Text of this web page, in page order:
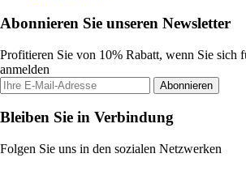
Abonnieren Sie unseren Newsletter
Profitieren Sie von 10% Rabatt, wenn Sie sich
anmelden
Abonnieren
Bleiben Sie in Verbindung
Folgen Sie uns in den sozialen Netzwerken